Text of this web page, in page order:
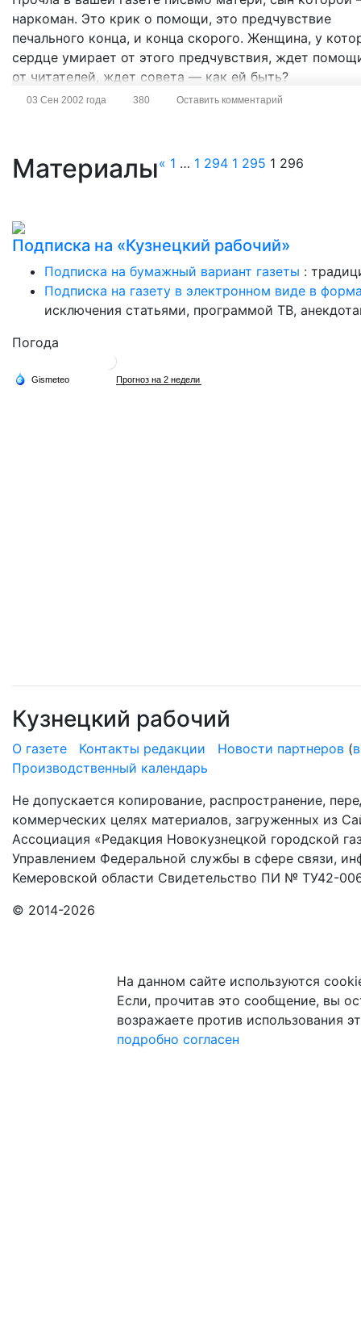
наркоман. Это крик о помощи, это предчувствие
печального конца, и конца скорого. Женщина, у
сердце умирает от этого предчувствия, ждет
от читателей, ждет совета — как ей быть?
03 Сен 2002 года 380 Оставить комментарий
Материалы« 1 … 1 294 1 295 1 296
Подписка на «Кузнецкий рабочий»
Подписка на бумажный вариант газеты :
Подписка на газету в электронном виде в
исключения статьями, программой ТВ,
Погода
Кузнецкий рабочий
О газете Контакты редакции Новости партнеров (
Производственный календарь
Не допускается копирование, распространение,
коммерческих целях материалов, загруженных из
Ассоциация «Редакция Новокузнецкой городской
Управлением Федеральной службы в сфере связи,
Кемеровской области Свидетельство ПИ № ТУ42-
© 2014-2026
На данном сайте используются
Если, прочитав это сообщение, вы
возражаете против использования
подробно согласен